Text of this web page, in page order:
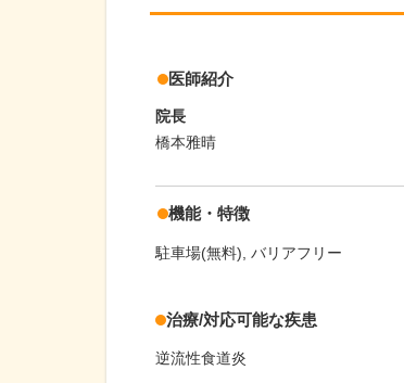
医師紹介
院長
橋本雅晴
機能・特徴
駐車場(無料) バリアフリー
治療/対応可能な疾患
逆流性食道炎